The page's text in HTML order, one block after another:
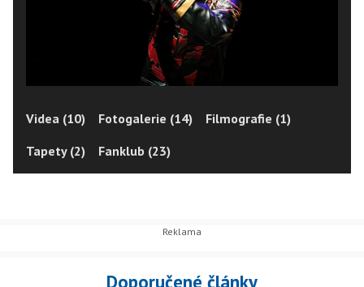
Videa (10) Fotogalerie (14)
Filmografie (1)
Tapety (2)
Fanklub (23)
Doporučené články